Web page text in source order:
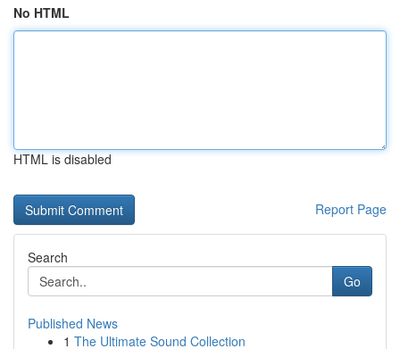
No HTML
HTML is disabled
Report Page
Search
Go
Published News
1 The Ultimate Sound Collection